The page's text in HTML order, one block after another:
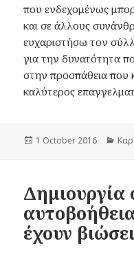
που ενδεχομένως
και σε άλλους
ευχαριστήσω τον
για την δυνατότητα
στην προσπάθεια που
καλύτερος
Posted
1 October 2016
Δημιουργία
έχουν